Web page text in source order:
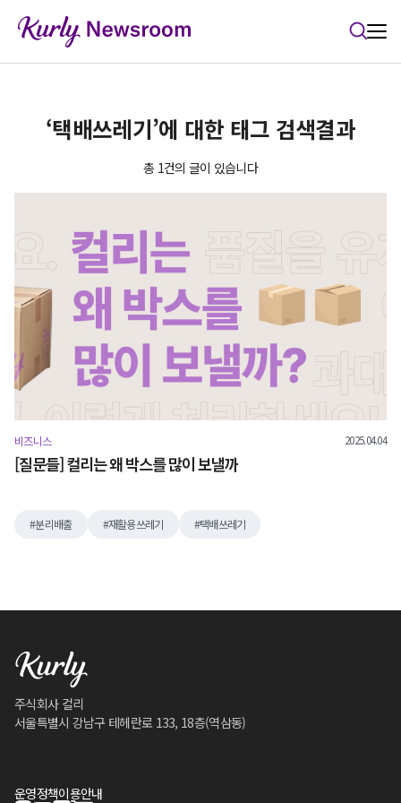
‘택배쓰레기’에 대한 태그 검색결과
총 1건의 글이 있습니다
비즈니스 2025.04.04
[질문들] 컬리는 왜 박스를 많이 보낼까
분리배출 재활용쓰레기 택배쓰레기
주식회사 컬리
서울특별시 강남구 테헤란로 133, 18층(역삼동)
운영정책이용안내